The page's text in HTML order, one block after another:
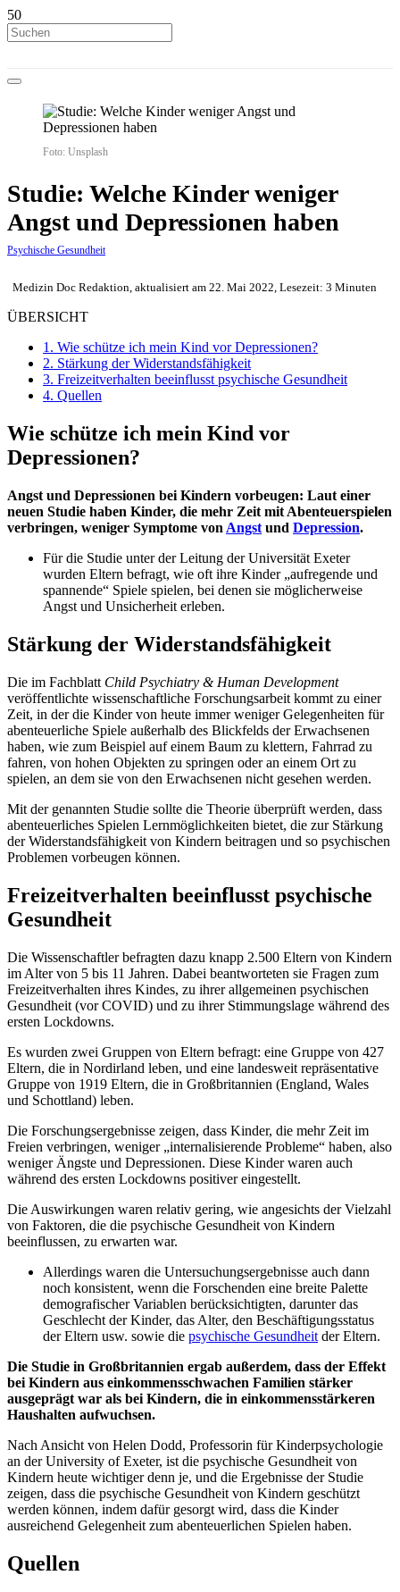
Foto: Unsplash
Studie: Welche Kinder weniger
Angst und Depressionen haben
Psychische Gesundheit
Medizin Doc Redaktion, aktualisiert am 22. Mai 2022, Lesezeit: 3 Minuten
ÜBERSICHT
1. Wie schütze ich mein Kind vor Depressionen?
2. Stärkung der Widerstandsfähigkeit
3. Freizeitverhalten beeinflusst psychische Gesundheit
4. Quellen
Wie schütze ich mein Kind vor
Depressionen?
Angst und Depressionen bei Kindern vorbeugen: Laut einer
neuen Studie haben Kinder, die mehr Zeit mit Abenteuerspielen
verbringen, weniger Symptome von Angst und Depression.
Für die Studie unter der Leitung der Universität Exeter
wurden Eltern befragt, wie oft ihre Kinder „aufregende und
spannende“ Spiele spielen, bei denen sie möglicherweise
Angst und Unsicherheit erleben.
Stärkung der Widerstandsfähigkeit
Die im Fachblatt Child Psychiatry & Human Development
veröffentlichte wissenschaftliche Forschungsarbeit kommt zu einer
Zeit, in der die Kinder von heute immer weniger Gelegenheiten für
abenteuerliche Spiele außerhalb des Blickfelds der Erwachsenen
haben, wie zum Beispiel auf einem Baum zu klettern, Fahrrad zu
fahren, von hohen Objekten zu springen oder an einem Ort zu
spielen, an dem sie von den Erwachsenen nicht gesehen werden.
Mit der genannten Studie sollte die Theorie überprüft werden, dass
abenteuerliches Spielen Lernmöglichkeiten bietet, die zur Stärkung
der Widerstandsfähigkeit von Kindern beitragen und so psychischen
Problemen vorbeugen können.
Freizeitverhalten beeinflusst psychische
Gesundheit
Die Wissenschaftler befragten dazu knapp 2.500 Eltern von Kindern
im Alter von 5 bis 11 Jahren. Dabei beantworteten sie Fragen zum
Freizeitverhalten ihres Kindes, zu ihrer allgemeinen psychischen
Gesundheit (vor COVID) und zu ihrer Stimmungslage während des
ersten Lockdowns.
Es wurden zwei Gruppen von Eltern befragt: eine Gruppe von 427
Eltern, die in Nordirland leben, und eine landesweit repräsentative
Gruppe von 1919 Eltern, die in Großbritannien (England, Wales
und Schottland) leben.
Die Forschungsergebnisse zeigen, dass Kinder, die mehr Zeit im
Freien verbringen, weniger „internalisierende Probleme“ haben, also
weniger Ängste und Depressionen. Diese Kinder waren auch
während des ersten Lockdowns positiver eingestellt.
Die Auswirkungen waren relativ gering, wie angesichts der Vielzahl
von Faktoren, die die psychische Gesundheit von Kindern
beeinflussen, zu erwarten war.
Allerdings waren die Untersuchungsergebnisse auch dann
noch konsistent, wenn die Forschenden eine breite Palette
demografischer Variablen berücksichtigten, darunter das
Geschlecht der Kinder, das Alter, den Beschäftigungsstatus
der Eltern usw. sowie die psychische Gesundheit der Eltern.
Die Studie in Großbritannien ergab außerdem, dass der Effekt
bei Kindern aus einkommensschwachen Familien stärker
ausgeprägt war als bei Kindern, die in einkommensstärkeren
Haushalten aufwuchsen.
Nach Ansicht von Helen Dodd, Professorin für Kinderpsychologie
an der University of Exeter, ist die psychische Gesundheit von
Kindern heute wichtiger denn je, und die Ergebnisse der Studie
zeigen, dass die psychische Gesundheit von Kindern geschützt
werden können, indem dafür gesorgt wird, dass die Kinder
ausreichend Gelegenheit zum abenteuerlichen Spielen haben.
Quellen